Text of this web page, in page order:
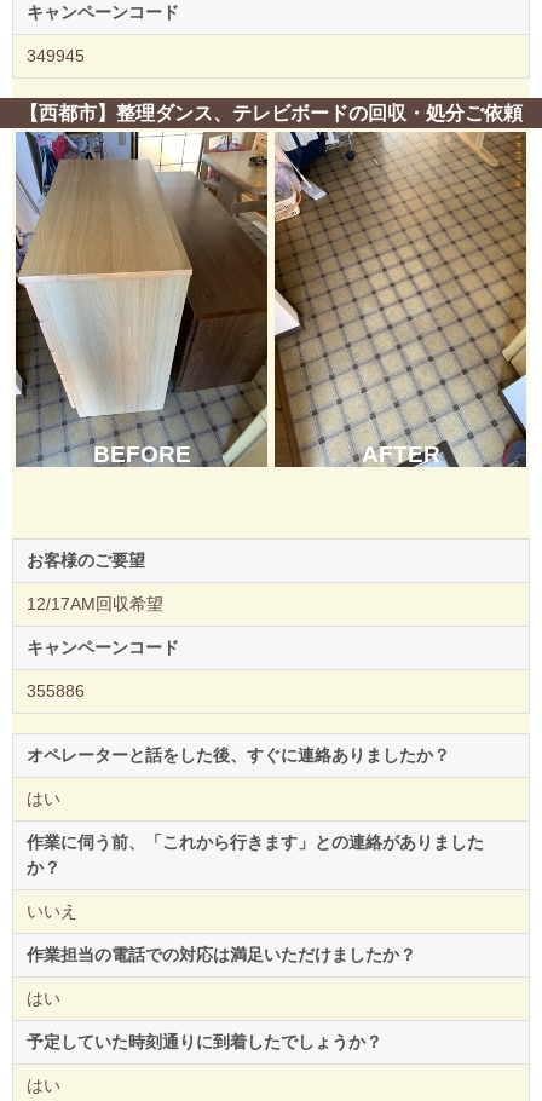
キャンペーンコード
349945
【西都市】整理ダンス、テレビボードの回収・処分ご依頼
BEFORE AFTER
お客様のご要望
12/17AM回収希望
キャンペーンコード
355886
オペレーターと話をした後、すぐに連絡ありましたか？
はい
作業に伺う前、「これから行きます」との連絡がありました
か？
いいえ
作業担当の電話での対応は満足いただけましたか？
はい
予定していた時刻通りに到着したでしょうか？
はい